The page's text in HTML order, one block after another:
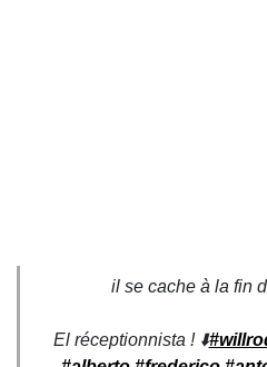
il se cache à la fin
El réceptionnista ! ⬇️